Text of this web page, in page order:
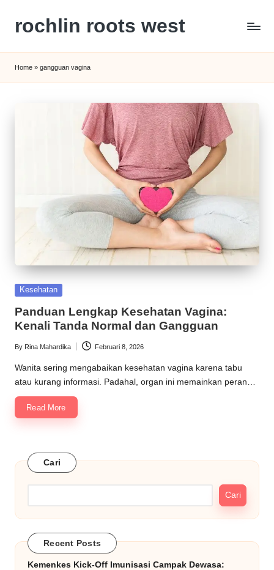
content
rochlin roots west
Home » gangguan vagina
Posted
Kesehatan
Panduan Lengkap Kesehatan Vagina:
Kenali Tanda Normal dan Gangguan
Posted
by
By Rina Mahardika Februari 8, 2026
Wanita sering mengabaikan kesehatan vagina karena tabu
atau kurang informasi. Padahal, organ ini memainkan peran…
Read More
Cari
Cari
Recent Posts
Kemenkes Kick-Off Imunisasi Campak Dewasa: